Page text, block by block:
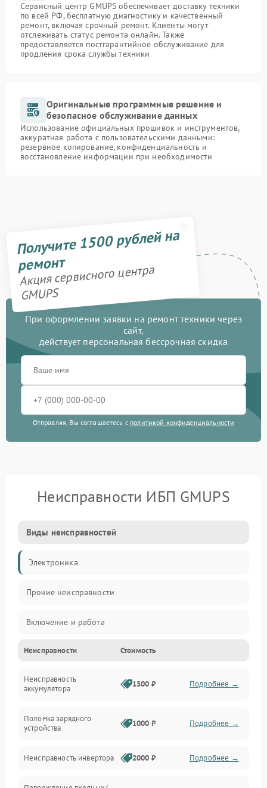
Сервисный центр GMUPS обеспечивает доставку техники
по всей РФ, бесплатную диагностику и качественный
ремонт, включая срочный ремонт. Клиенты могут
отслеживать статус ремонта онлайн. Также
предоставляется постгарантийное обслуживание для
продления срока службы техники
Оригинальные программные решение и
безопасное обслуживание данных
Использование официальных прошивок и инструментов,
аккуратная работа с пользовательскими данными:
резервное копирование, конфиденциальность и
восстановление информации при необходимости
Получите 1500 рублей на
ремонт
Акция сервисного центра
GMUPS
При оформлении заявки на ремонт техники через
сайт,
действует персональная бессрочная скидка
Отправляя, Вы соглашаетесь с политикой конфиденциальности
Неисправности ИБП GMUPS
Виды неисправностей
Электроника
Прочие неисправности
Включение и работа
Работа с нагрузкой
Звук и индикация
Неисправности Стоимость
Неисправность
аккумулятора
1500 ₽ Подробнее →
Поломка зарядного
устройства
1000 ₽ Подробнее →
Неисправность инвертора 2000 ₽ Подробнее →